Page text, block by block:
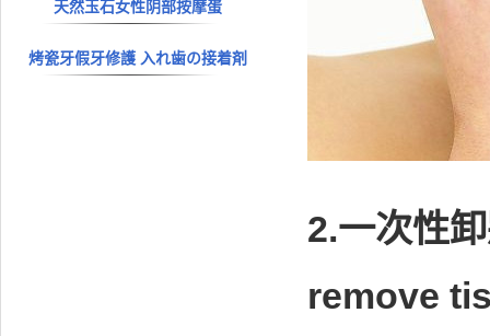
天然玉石女性阴部按摩蛋
烤瓷牙假牙修護 入れ歯の接着剤
2.一次性
remove